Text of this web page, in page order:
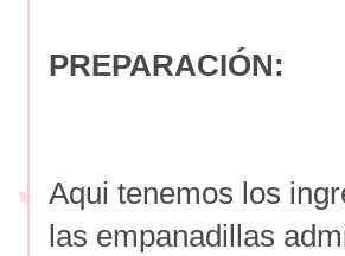
PREPARACIÓN:
Aqui tenemos los
las empanadillas